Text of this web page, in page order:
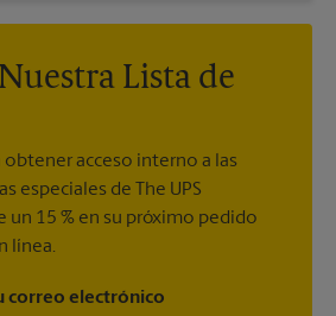
Lista de
obtener acceso interno a las
especiales de The UPS
un 15 % en su próximo pedido
línea.
correo electrónico